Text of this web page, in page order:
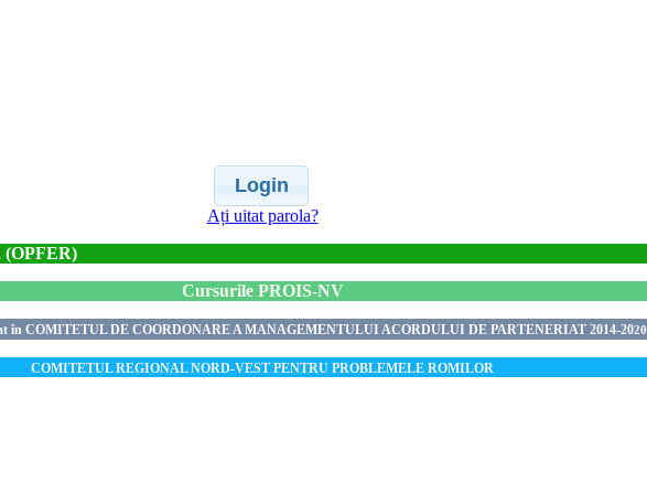
Login
Ați uitat parola?
(OPFER)
Cursurile PROIS-NV
în COMITETUL DE COORDONARE A MANAGEMENTULUI ACORDULUI DE PARTENERIAT 2014-2020
COMITETUL REGIONAL NORD-VEST PENTRU PROBLEMELE ROMILOR